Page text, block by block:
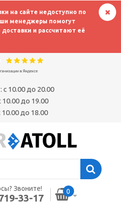
на сайте недоступно по
менеджеры помогут
и рассчитают её
с 10.00 до 20.00
10.00 до 19.00
10.00 до 18.00
Звоните!
33-17
0